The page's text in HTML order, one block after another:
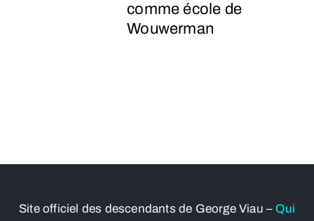
comme école de
Wouwerman
Site officiel des descendants de George Viau – Qui